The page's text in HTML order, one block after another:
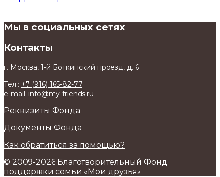
Мы в социальных сетях
Контакты
г. Москва, 1-й Боткинский проезд, д. 6
Тел.: +7 (916) 165-82-77
e-mail: info@my-friends.ru
Реквизиты Фонда
Документы Фонда
Как обратиться за помощью?
© 2009-2026 Благотворительный Фонд
поддержки семьи «Мои друзья»